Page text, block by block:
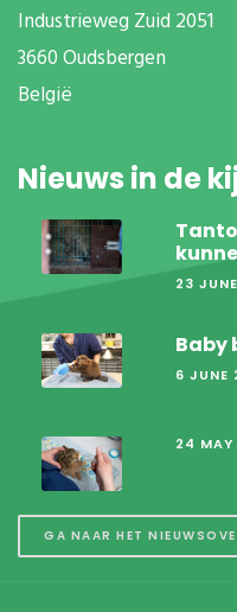
Industrieweg Zuid 2051
3660 Oudsbergen
België
Nieuws in de
23
Baby
6 JUNE
24
GA NAAR HET